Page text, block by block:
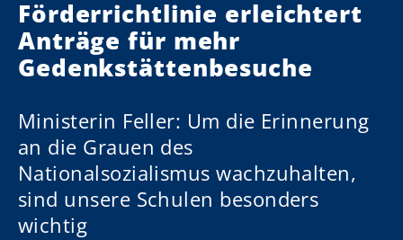
Förderrichtlinie erleichtert
Anträge für mehr
Gedenkstättenbesuche
Ministerin Feller: Um die Erinnerung
an die Grauen des
Nationalsozialismus wachzuhalten,
sind unsere Schulen besonders
wichtig